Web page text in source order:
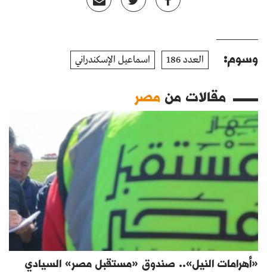
وسوم: العدد 186 اسماعيل الإسكندراني
مقالات منمصر
«أهرامات النيل».. صندوق «مستقبل مصر» السيادي